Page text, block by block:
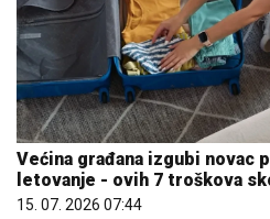
Većina građana izgubi novac
letovanje - ovih 7 troškova
15. 07. 2026 07:44